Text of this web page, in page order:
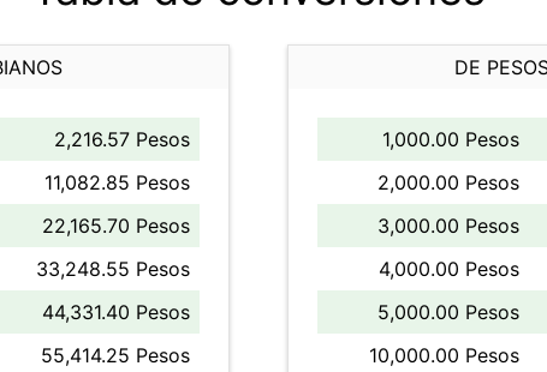
2,216.57 Pesos
11,082.85 Pesos
22,165.70 Pesos
33,248.55 Pesos
44,331.40 Pesos
55,414.25 Pesos
DE
1,000.00 Pesos
2,000.00 Pesos
3,000.00 Pesos
4,000.00 Pesos
5,000.00 Pesos
10,000.00 Pesos